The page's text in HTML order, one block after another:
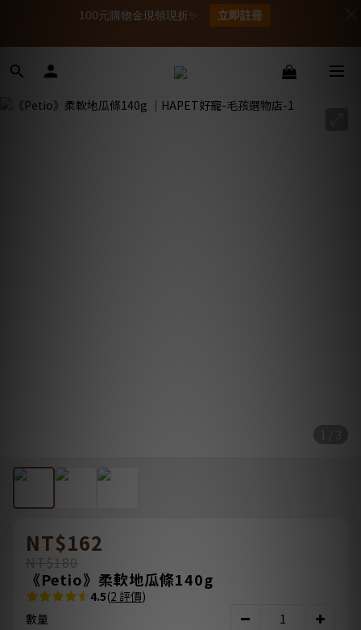
NT$162
NT$180
《Petio》柔軟地瓜條140g
4.5(2 評價)
數量
100元購物金現領現折✨ 立即註冊